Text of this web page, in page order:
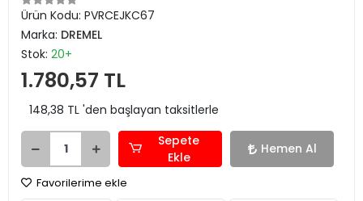
Ürün Kodu: PVRCEJKC67
Marka: DREMEL
Stok: 20+
1.780,57 TL
148,38 TL 'den başlayan taksitlerle
Sepete
Ekle
Hemen Al
Favorilerime ekle